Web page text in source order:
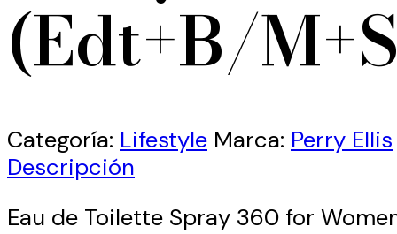
(Edt+B/
Categoría: Lifestyle Marca: Perry Ellis
Descripción
Eau de Toilette Spray 360 for